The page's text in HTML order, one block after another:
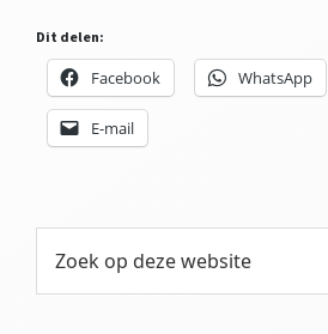
Dit delen:
Facebook WhatsApp
E-mail
Primaire
Sidebar
op
deze